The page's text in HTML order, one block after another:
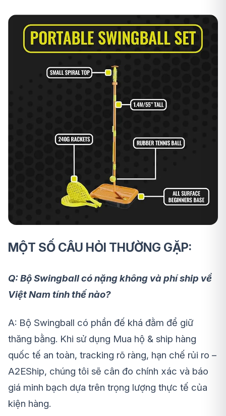
MỘT SỐ CÂU HỎI THƯỜNG GẶP:
Q: Bộ Swingball có nặng không và phí ship về
Việt Nam tính thế nào?
A: Bộ Swingball có phần đế khá đằm để giữ
thăng bằng. Khi sử dụng Mua hộ & ship hàng
quốc tế an toàn, tracking rõ ràng, hạn chế rủi ro –
A2EShip, chúng tôi sẽ cân đo chính xác và báo
giá minh bạch dựa trên trọng lượng thực tế của
kiện hàng.